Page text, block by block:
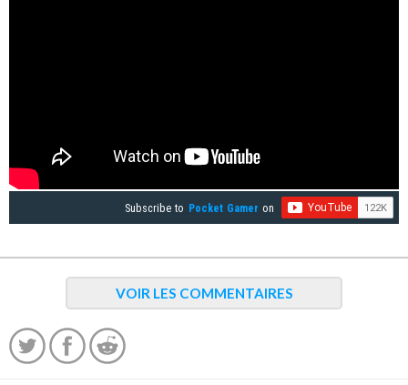
Subscribe to Pocket Gamer on
VOIR LES COMMENTAIRES